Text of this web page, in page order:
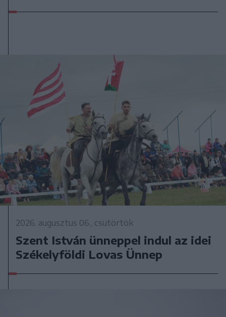
2026. augusztus 06., csütörtök
Szent István ünneppel indul az idei
Székelyföldi Lovas Ünnep